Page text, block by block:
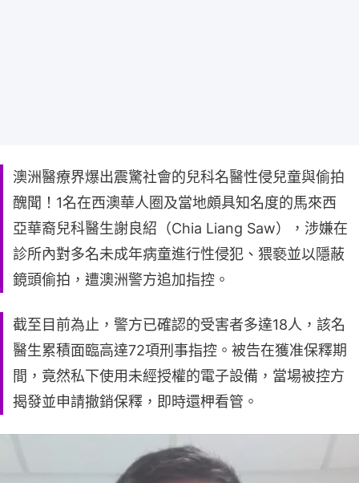
澳洲醫療界爆出震驚社會的兒科名醫性侵兒童與偷拍
醜聞！1名在西澳華人圈及當地頗具知名度的馬來西
亞華裔兒科醫生謝良紹（Chia Liang Saw），涉嫌在
診所內對多名未成年病童進行性侵犯、猥褻並以隱蔽
鏡頭偷拍，遭澳洲警方追加指控。
截至目前為止，警方已確認的受害者多達18人，該名
醫生累積面臨高達72項刑事指控。被告在獲准保釋期
間，竟然私下使用未經授權的電子設備，當場被控方
揭發並申請撤銷保釋，即時還柙看管。